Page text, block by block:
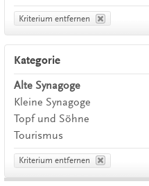
Kriterium entfernen
Kategorie
Alte Synagoge
Kleine Synagoge
Topf und Söhne
Tourismus
Kriterium entfernen